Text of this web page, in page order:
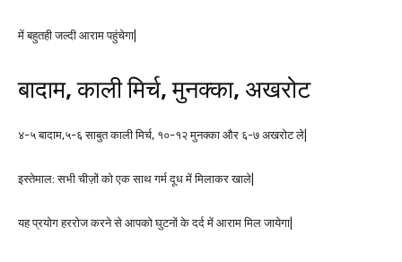
में बहुतही जल्दी आराम पहुंचेगा|
बादाम, काली मिर्च, मुनक्का, अखरोट
४-५ बादाम,५-६ साबुत काली मिर्च, १०-१२ मुनक्का और ६-७ अखरोट ले|
इस्तेमाल: सभी चीज़ों को एक साथ गर्म दूध में मिलाकर खाले|
यह प्रयोग हररोज करने से आपको घुटनों के दर्द में आराम मिल जायेगा|